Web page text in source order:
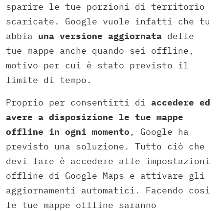
sparire le tue porzioni di territorio
scaricate. Google vuole infatti che tu
abbia una versione aggiornata delle
tue mappe anche quando sei offline,
motivo per cui è stato previsto il
limite di tempo.
Proprio per consentirti di accedere ed
avere a disposizione le tue mappe
offline in ogni momento , Google ha
previsto una soluzione. Tutto ciò che
devi fare è accedere alle impostazioni
offline di Google Maps e attivare gli
aggiornamenti automatici. Facendo così
le tue mappe offline saranno